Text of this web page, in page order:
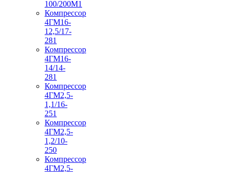
100/200М1
Компрессор
4ГМ16-
12,5/17-
281
Компрессор
4ГМ16-
14/14-
281
Компрессор
4ГМ2,5-
1,1/16-
251
Компрессор
4ГМ2,5-
1,2/10-
250
Компрессор
4ГМ2,5-